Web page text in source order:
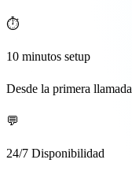
⏱️
10 minutos setup
Desde la primera llamada
💬
24/7 Disponibilidad